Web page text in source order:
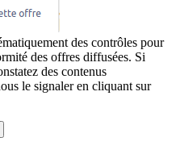
des contrôles pour
des offres diffusées. Si
des contenus
le signaler en cliquant sur